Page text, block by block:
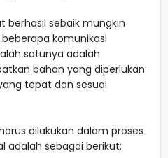
berhasil sebaik mungkin
komunikasi
satunya adalah
bahan yang diperlukan
tepat dan sesuai
dilakukan dalam proses
adalah sebagai berikut: